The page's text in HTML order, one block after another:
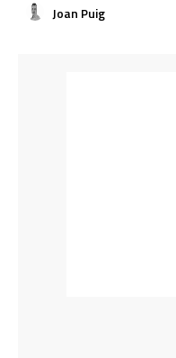
Joan Puig